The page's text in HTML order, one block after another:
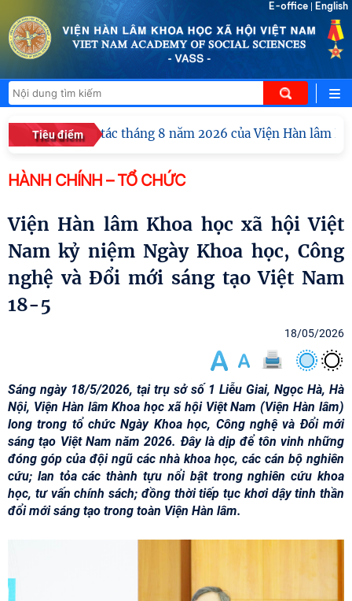
E-office English
Tiêu điểm
ban công tác tháng 8 năm 2026 của Viện Hàn lâm Khoa
HÀNH CHÍNH – TỔ CHỨC
Viện Hàn lâm Khoa học xã hội Việt
Nam kỷ niệm Ngày Khoa học, Công
nghệ và Đổi mới sáng tạo Việt Nam
18-5
18/05/2026
Sáng ngày 18/5/2026, tại trụ sở số 1 Liễu Giai, Ngọc Hà, Hà
Nội, Viện Hàn lâm Khoa học xã hội Việt Nam (Viện Hàn lâm)
long trong tổ chức Ngày Khoa học, Công nghệ và Đổi mới
sáng tạo Việt Nam năm 2026. Đây là dịp để tôn vinh những
đóng góp của đội ngũ các nhà khoa học, các cán bộ nghiên
cứu; lan tỏa các thành tựu nổi bật trong nghiên cứu khoa
học, tư vấn chính sách; đồng thời tiếp tục khơi dậy tinh thần
đổi mới sáng tạo trong toàn Viện Hàn lâm.